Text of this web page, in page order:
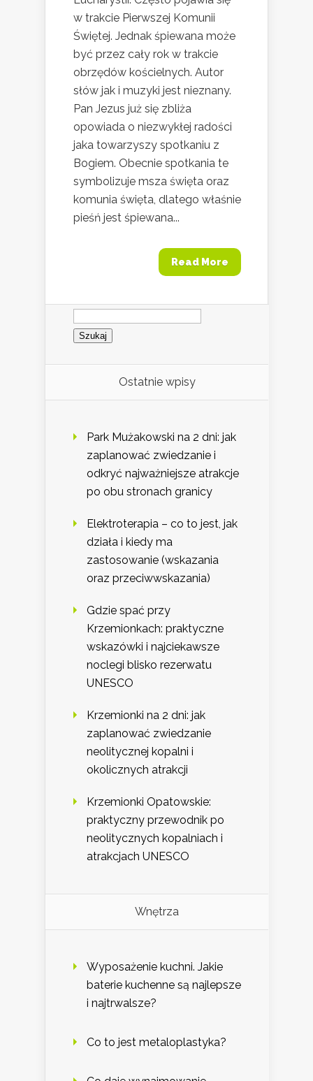
w trakcie Pierwszej Komunii
Świętej. Jednak śpiewana może
być przez cały rok w trakcie
obrzędów kościelnych. Autor
słów jak i muzyki jest nieznany.
Pan Jezus już się zbliża
opowiada o niezwykłej radości
jaka towarzyszy spotkaniu z
Bogiem. Obecnie spotkania te
symbolizuje msza święta oraz
komunia święta, dlatego właśnie
pieśń jest śpiewana...
Read More
Szukaj:
Ostatnie wpisy
Park Mużakowski na 2 dni: jak
zaplanować zwiedzanie i
odkryć najważniejsze atrakcje
po obu stronach granicy
Elektroterapia – co to jest, jak
działa i kiedy ma
zastosowanie (wskazania
oraz przeciwwskazania)
Gdzie spać przy
Krzemionkach: praktyczne
wskazówki i najciekawsze
noclegi blisko rezerwatu
UNESCO
Krzemionki na 2 dni: jak
zaplanować zwiedzanie
neolitycznej kopalni i
okolicznych atrakcji
Krzemionki Opatowskie:
praktyczny przewodnik po
neolitycznych kopalniach i
atrakcjach UNESCO
Wnętrza
Wyposażenie kuchni. Jakie
baterie kuchenne są najlepsze
i najtrwalsze?
Co to jest metaloplastyka?